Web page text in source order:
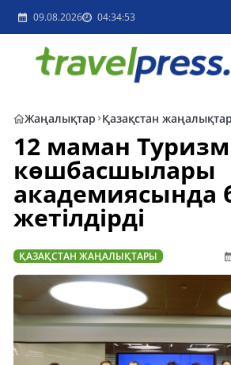
09.08.2026 04:34:53
Жаңалықтар Қазақстан
12 маман Туризм
көшбасшылары
академиясында
жетілдірді
ҚАЗАҚСТАН ЖАҢАЛЫҚТАРЫ